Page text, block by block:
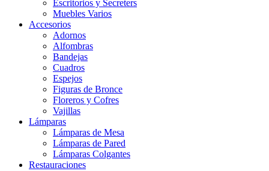
Escritorios y Secreters
Muebles Varios
Accesorios
Adornos
Alfombras
Bandejas
Cuadros
Espejos
Figuras de Bronce
Floreros y Cofres
Vajillas
Lámparas
Lámparas de Mesa
Lámparas de Pared
Lámparas Colgantes
Restauraciones